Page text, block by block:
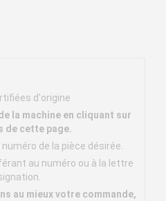
d'origine
la machine en cliquant sur
de cette page.
de la pièce désirée.
au numéro ou à la lettre
au mieux votre commande,